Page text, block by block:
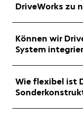
DriveWorks zu
Nein – viele
grafische
komplexe
in Formeln und
Können wir
System
Ja –
Drittsystemen
Kundendaten,
übernehmen.
Wie flexibel ist
Sehr flexibel –